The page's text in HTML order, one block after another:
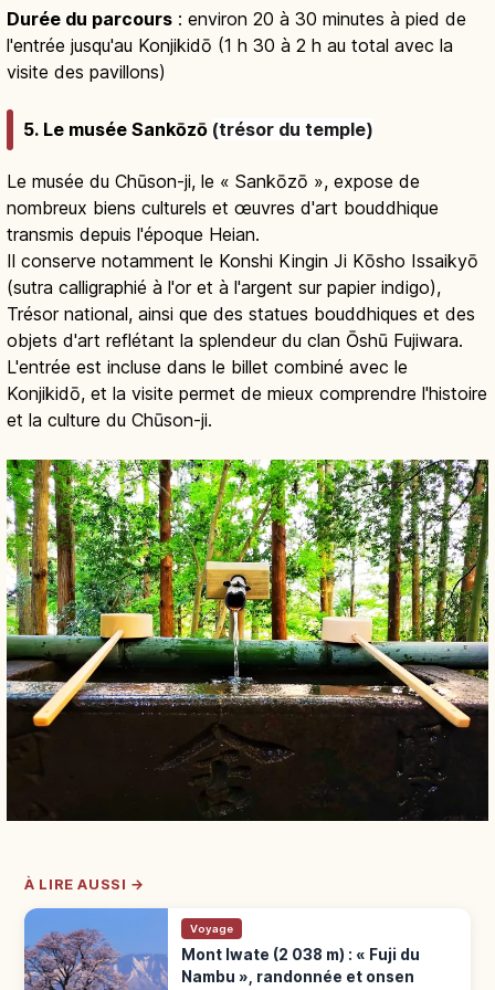
Durée du parcours : environ 20 à 30 minutes à pied de
l'entrée jusqu'au Konjikidō (1 h 30 à 2 h au total avec la
visite des pavillons)
5. Le musée Sankōzō (trésor du temple)
Le musée du Chūson-ji, le « Sankōzō », expose de
nombreux biens culturels et œuvres d'art bouddhique
transmis depuis l'époque Heian.
Il conserve notamment le Konshi Kingin Ji Kōsho Issaikyō
(sutra calligraphié à l'or et à l'argent sur papier indigo),
Trésor national, ainsi que des statues bouddhiques et des
objets d'art reflétant la splendeur du clan Ōshū Fujiwara.
L'entrée est incluse dans le billet combiné avec le
Konjikidō, et la visite permet de mieux comprendre l'histoire
et la culture du Chūson-ji.
À LIRE AUSSI →
Voyage
Mont Iwate (2 038 m) : « Fuji du
Nambu », randonnée et onsen